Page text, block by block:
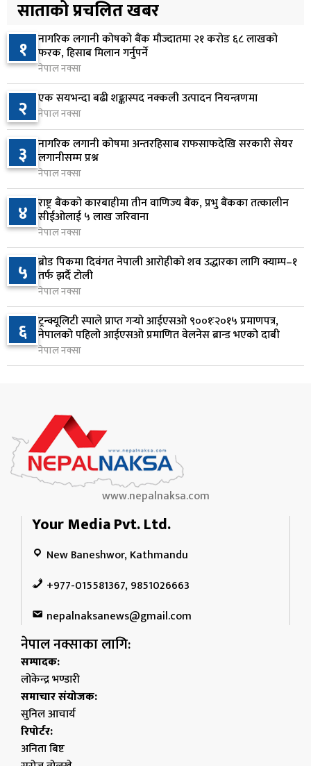
६
नेपाल फार्मेसी परिषद्को अध्यक्षमा डा. कादिर आलम
नियुक्त
७
नबिल बैंकको नाफा ३३.५० प्रतिशतले बढ्यो, लाभांश
क्षमता १९.१० प्रतिशत
२१ घण्टा अघि
८
राष्ट्र बैंकलाई अर्थमन्त्री वाग्लेको आग्रह: नियामक मात्र
होइन, आर्थिक विकासको सहयात्री बन्नुस्
२१ घण्टा अघि
९ स्पेस–एक्सको रकेटको भाग आज चन्द्रमासँग ठोक्किँदै
२१ घण्टा अघि
१० एभरेस्ट बैंकको खुद नाफा ४.७५ प्रतिशतले बढ्यो
२२ घण्टा अघि
साताको प्रचलित खबर
१ नागरिक लगानी कोषको बैंक मौज्दातमा २१ करोड ६८ लाखको
फरक, हिसाब मिलान गर्नुपर्ने
नेपाल नक्सा
२ एक सयभन्दा बढी शङ्कास्पद नक्कली उत्पादन नियन्त्रणमा
नेपाल नक्सा
३ नागरिक लगानी कोषमा अन्तरहिसाब राफसाफदेखि सरकारी सेयर
लगानीसम्म प्रश्न
नेपाल नक्सा
४ राष्ट्र बैंकको कारबाहीमा तीन वाणिज्य बैंक, प्रभु बैंकका तत्कालीन
सीईओलाई ५ लाख जरिवाना
नेपाल नक्सा
५ ब्रोड पिकमा दिवंगत नेपाली आरोहीको शव उद्धारका लागि क्याम्प–१
तर्फ झर्दै टोली
नेपाल नक्सा
६ ट्रन्क्यूलिटी स्पाले प्राप्त गर्‍यो आईएसओ ९००१ः२०१५ प्रमाणपत्र,
नेपालको पहिलो आईएसओ प्रमाणित वेलनेस ब्रान्ड भएको दाबी
नेपाल नक्सा
www.nepalnaksa.com
Your Media Pvt. Ltd.
New Baneshwor, Kathmandu
+977-015581367, 9851026663
nepalnaksanews@gmail.com
नेपाल नक्साका लागि:
सम्पादक:
लोकेन्द्र भण्डारी
समाचार संयोजक:
सुनिल आचार्य
रिपोर्टर:
अनिता बिष्ट